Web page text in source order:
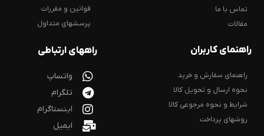
تماس با ما
مقالات
قوانین و مقررات
پرسشهای متداول
راهنمای کاربران
راهنمای سفارش و خرید
نحوه ارسال و تحویل کالا
شرایط و نحوه مرجوعی کالا
روشهای پرداخت
راههای ارتباطی
واتساپ
تلگرام
اینستاگرام
ایمیل